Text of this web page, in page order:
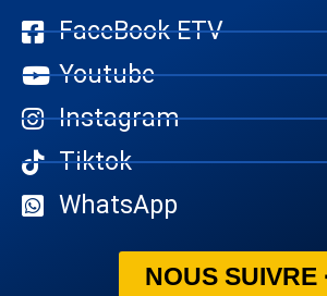
FaceBook ETV
Youtube
Instagram
Tiktok
WhatsApp
NOUS